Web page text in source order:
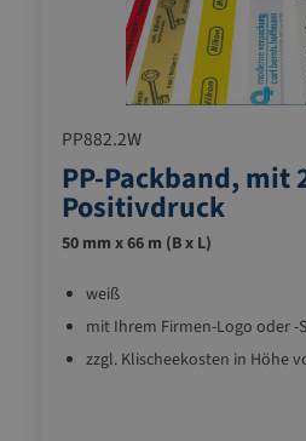
PP882.2W
PP-Packband, mit
Positivdruck
50 mm x 66 m (B x L)
weiß
mit Ihrem Firmen-Logo oder -
zzgl. Klischeekosten in Höhe